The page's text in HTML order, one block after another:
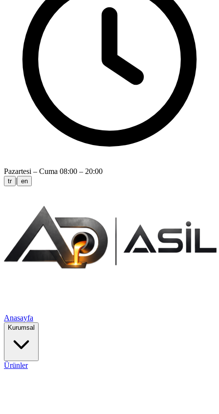
Pazartesi – Cuma 08:00 – 20:00
tr | en
Anasayfa
Kurumsal
Ürünler